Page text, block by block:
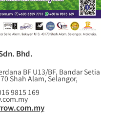
Bhd.
BF U13/BF, Bandar Setia
Shah Alam, Selangor,
9815 169